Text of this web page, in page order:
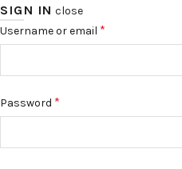
SIGN IN close
Username or email *
Password *